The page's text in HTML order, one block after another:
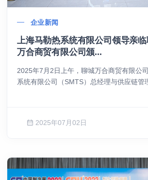
企业新闻
上海马勒热系统有限公司领导亲
万合商贸有限公司颁...
2025年7月2日上午，聊城万合商贸有限公
系统有限公司（SMTS）总经理与供应链管
2025年07月02日